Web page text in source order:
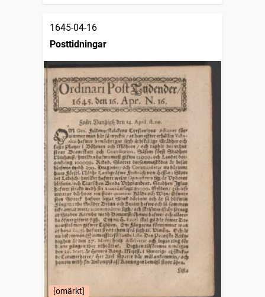
1645-04-16
Posttidningar
[omärkt]